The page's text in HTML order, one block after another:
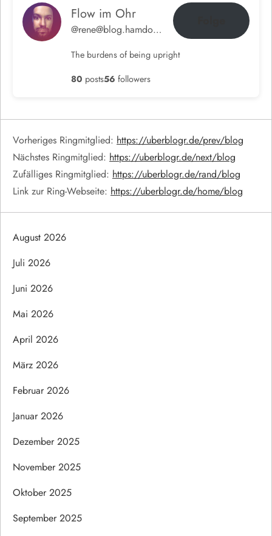
Flow im Ohr
@rene@blog.hamdorf.org
The burdens of being upright
80 posts56 followers
Vorheriges Ringmitglied: https://uberblogr.de/prev/blog
Nächstes Ringmitglied: https://uberblogr.de/next/blog
Zufälliges Ringmitglied: https://uberblogr.de/rand/blog
Link zur Ring-Webseite: https://uberblogr.de/home/blog
August 2026
Juli 2026
Juni 2026
Mai 2026
April 2026
März 2026
Februar 2026
Januar 2026
Dezember 2025
November 2025
Oktober 2025
September 2025